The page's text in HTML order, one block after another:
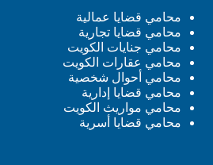
محامي قضايا عمالية
محامي قضايا تجارية
محامي جنايات الكويت
محامي عقارات الكويت
محامي أحوال شخصية
محامي قضايا إدارية
محامي مواريث الكويت
محامي قضايا أسرية